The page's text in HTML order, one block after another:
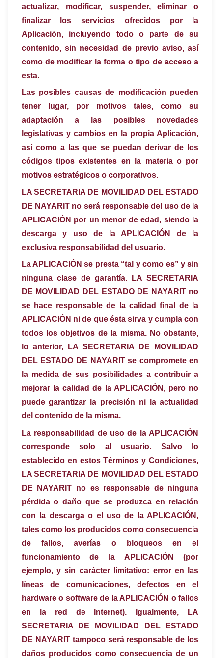
actualizar, modificar, suspender, eliminar o
finalizar los servicios ofrecidos por la
Aplicación, incluyendo todo o parte de su
contenido, sin necesidad de previo aviso, así
como de modificar la forma o tipo de acceso a
esta.
Las posibles causas de modificación pueden
tener lugar, por motivos tales, como su
adaptación a las posibles novedades
legislativas y cambios en la propia Aplicación,
así como a las que se puedan derivar de los
códigos tipos existentes en la materia o por
motivos estratégicos o corporativos.
LA SECRETARIA DE MOVILIDAD DEL ESTADO
DE NAYARIT no será responsable del uso de la
APLICACIÓN por un menor de edad, siendo la
descarga y uso de la APLICACIÓN de la
exclusiva responsabilidad del usuario.
La APLICACIÓN se presta “tal y como es” y sin
ninguna clase de garantía. LA SECRETARIA
DE MOVILIDAD DEL ESTADO DE NAYARIT no
se hace responsable de la calidad final de la
APLICACIÓN ni de que ésta sirva y cumpla con
todos los objetivos de la misma. No obstante,
lo anterior, LA SECRETARIA DE MOVILIDAD
DEL ESTADO DE NAYARIT se compromete en
la medida de sus posibilidades a contribuir a
mejorar la calidad de la APLICACIÓN, pero no
puede garantizar la precisión ni la actualidad
del contenido de la misma.
La responsabilidad de uso de la APLICACIÓN
corresponde solo al usuario. Salvo lo
establecido en estos Términos y Condiciones,
LA SECRETARIA DE MOVILIDAD DEL ESTADO
DE NAYARIT no es responsable de ninguna
pérdida o daño que se produzca en relación
con la descarga o el uso de la APLICACIÓN,
tales como los producidos como consecuencia
de fallos, averías o bloqueos en el
funcionamiento de la APLICACIÓN (por
ejemplo, y sin carácter limitativo: error en las
líneas de comunicaciones, defectos en el
hardware o software de la APLICACIÓN o fallos
en la red de Internet). Igualmente, LA
SECRETARIA DE MOVILIDAD DEL ESTADO
DE NAYARIT tampoco será responsable de los
daños producidos como consecuencia de un